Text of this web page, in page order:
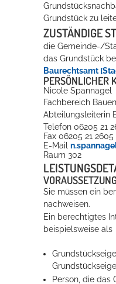
Erleben in Hockenheim
Spaß unter prickelnden
Wellenbecken oder doch
Sprudelliege im Solebecken?
mehr dazu...
Grund
Grundstück zu
ZUSTÄNDIGE
die Gemeinde-/
das Grundstück
Baurechtsamt
PERSÖNLICHER
Nicole Spannagel
Fachbereich
Abteilungsleiterin
Telefon 06205 21
Fax 06205 21 2605
E-Mail
Raum 302
Sie müssen ein
nachweisen.
Ein berechtigtes
beispielsweise als
Person, die das